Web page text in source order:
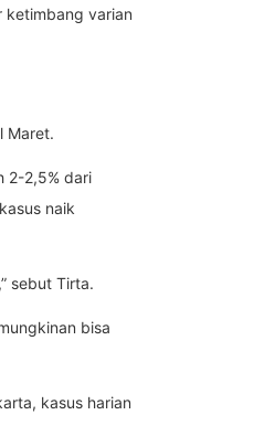
ketimbang varian
Maret.
2-2,5% dari
naik
sebut Tirta.
bisa
kasus harian